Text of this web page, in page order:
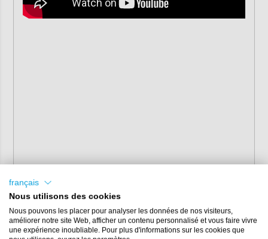
français
Nous utilisons des cookies
Nous pouvons les placer pour analyser les données de nos visiteurs,
améliorer notre site Web, afficher un contenu personnalisé et vous faire vivre
une expérience inoubliable. Pour plus d'informations sur les cookies que